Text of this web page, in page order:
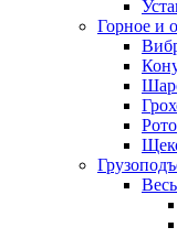
Горное и